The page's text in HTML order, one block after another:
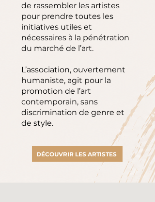
de rassembler les artistes
pour prendre toutes les
initiatives utiles et
nécessaires à la pénétration
du marché de l’art.
L’association, ouvertement
humaniste, agit pour la
promotion de l’art
contemporain, sans
discrimination de genre et
de style.
DÉCOUVRIR LES ARTISTES